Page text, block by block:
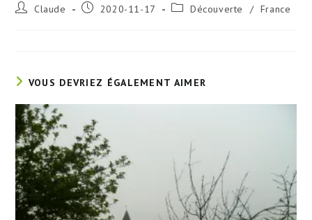
Auteur/autrice
Claude
Publication
2020-11-17
Post Découverte / France
VOUS DEVRIEZ ÉGALEMENT AIMER